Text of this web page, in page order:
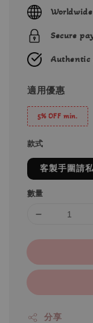
Secure
Authentic
適用優惠
5% OFF min.
款式
客製手圍請
數量
分享